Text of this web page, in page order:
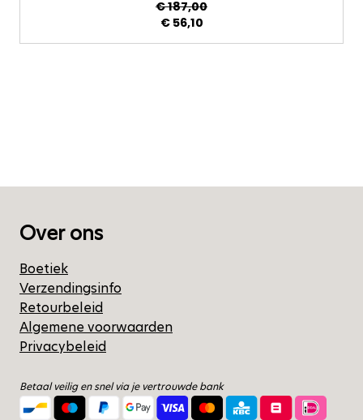
€ 187,00
€ 56,10
Over ons
Boetiek
Verzendingsinfo
Retourbeleid
Algemene voorwaarden
Privacybeleid
Betaal veilig en snel via je vertrouwde bank